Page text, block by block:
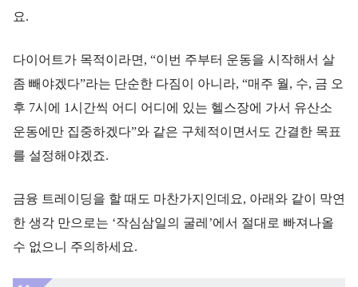
요.
다이어트가 목적이라면, “이번 주부터 운동을 시작해서 살
좀 빼야겠다”라는 단순한 다짐이 아니라, “매주 월, 수, 금 오
후 7시에 1시간씩 어디 어디에 있는 헬스장에 가서 유산소
운동에만 집중하겠다”와 같은 구체적이면서도 간결한 목표
를 설정해야겠죠.
금융 트레이딩을 할 때도 마찬가지인데요, 아래와 같이 막연
한 생각 만으로는 ‘작심삼일의 굴레’에서 절대로 빠져나올
수 없으니 주의하세요.